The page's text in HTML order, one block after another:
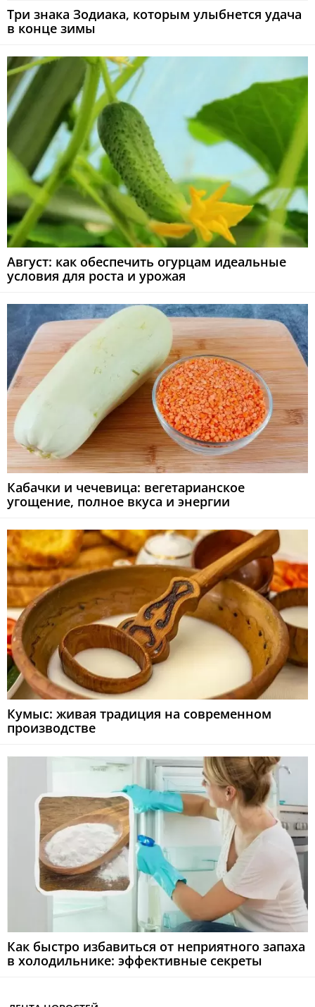
Три знака Зодиака, которым улыбнется удача
в конце зимы
Август: как обеспечить огурцам идеальные
условия для роста и урожая
Кабачки и чечевица: вегетарианское
угощение, полное вкуса и энергии
Кумыс: живая традиция на современном
производстве
Как быстро избавиться от неприятного запаха
в холодильнике: эффективные секреты